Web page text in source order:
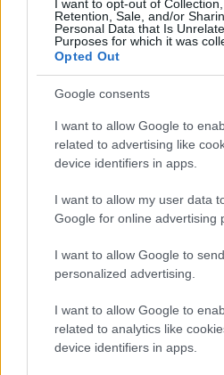
I want to opt-out of Collection,
Retention, Sale, and/or
Personal Data that Is
Purposes for which it was
Opted Out
Google consents
I want to allow Google to
related to advertising like
device identifiers in apps.
I want to allow my user data
Google for online advertising
I want to allow Google to
personalized advertising.
I want to allow Google to
related to analytics like
device identifiers in apps.
Ακολουθήστε το
πρώτοι όλες τιςειδήσειςαπό την